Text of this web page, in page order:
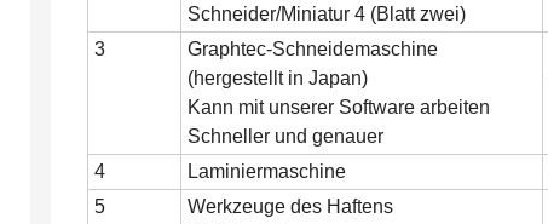
Schneider/Miniatur 4 (Blatt zwei)
3
Graphtec-Schneidemaschine
(hergestellt in Japan)
Kann mit unserer Software arbeiten
Schneller und genauer
4 Laminiermaschine
5
Werkzeuge des Haftens